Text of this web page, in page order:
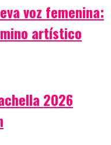
voz femenina:
artístico
2026